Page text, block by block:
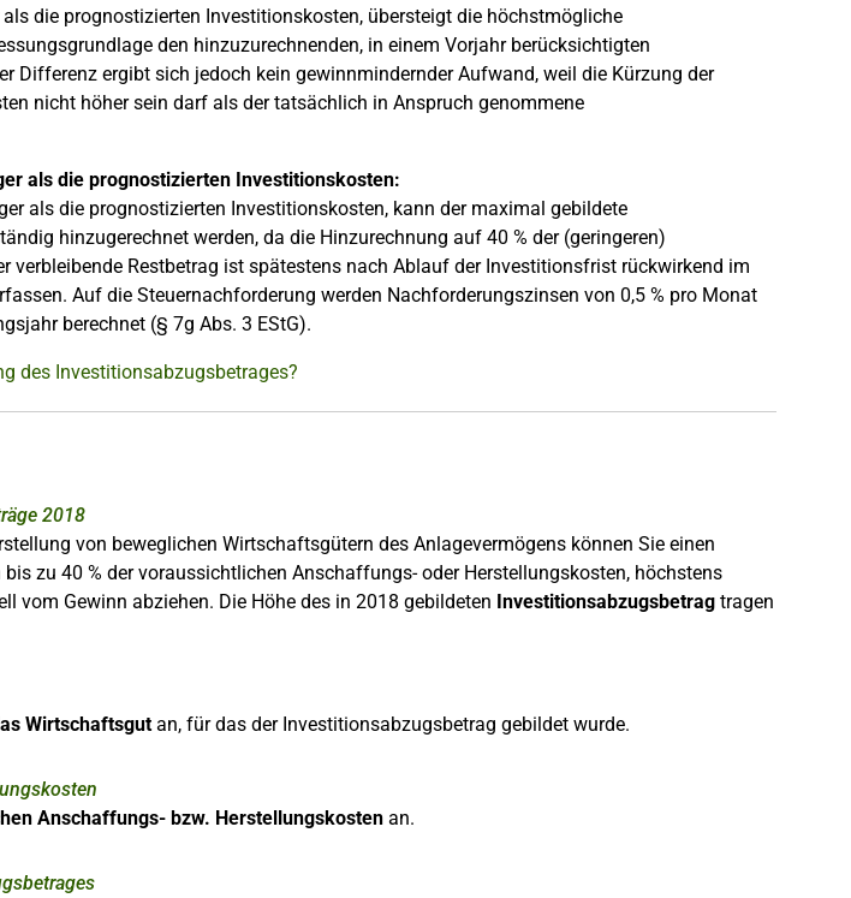
die prognostizierten Investitionskosten, übersteigt die höchstmögliche
den hinzuzurechnenden, in einem Vorjahr berücksichtigten
Differenz ergibt sich jedoch kein gewinnmindernder Aufwand, weil die Kürzung der
nicht höher sein darf als der tatsächlich in Anspruch genommene
als die prognostizierten Investitionskosten:
als die prognostizierten Investitionskosten, kann der maximal gebildete
hinzugerechnet werden, da die Hinzurechnung auf 40 % der (geringeren)
verbleibende Restbetrag ist spätestens nach Ablauf der Investitionsfrist rückwirkend im
Auf die Steuernachforderung werden Nachforderungszinsen von 0,5 % pro Monat
berechnet (§ 7g Abs. 3 EStG).
des Investitionsabzugsbetrages?
2018
von beweglichen Wirtschaftsgütern des Anlagevermögens können Sie einen
bis zu 40 % der voraussichtlichen Anschaffungs- oder Herstellungskosten, höchstens
vom Gewinn abziehen. Die Höhe des in 2018 gebildeten Investitionsabzugsbetrag tragen
Wirtschaftsgutan, für das der Investitionsabzugsbetrag gebildet wurde.
Anschaffungs- bzw. Herstellungskosten an.